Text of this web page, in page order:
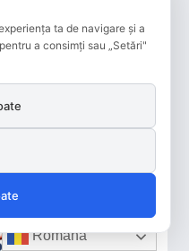
Română
ta de navigare și a
a consimți sau „Setări"